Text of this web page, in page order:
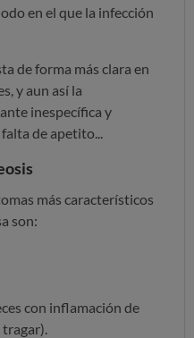
en el que la infección
de forma más clara en
y aun así la
inespecífica y
de apetito...
más característicos
son:
con inflamación de